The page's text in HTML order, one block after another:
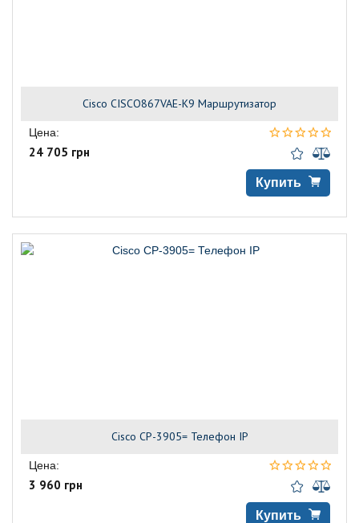
Cisco CISCO867VAE-K9 Маршрутизатор
Цена:
24 705 грн
Купить
Cisco CP-3905= Телефон IP
Цена:
3 960 грн
Купить